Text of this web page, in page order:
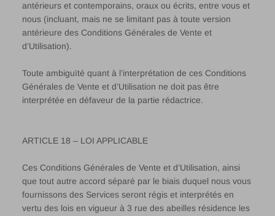
antérieurs et contemporains, oraux ou écrits, entre vous et
nous (incluant, mais ne se limitant pas à toute version
antérieure des Conditions Générales de Vente et
d’Utilisation).
Toute ambiguïté quant à l’interprétation de ces Conditions
Générales de Vente et d’Utilisation ne doit pas être
interprétée en défaveur de la partie rédactrice.
ARTICLE 18 – LOI APPLICABLE
Ces Conditions Générales de Vente et d’Utilisation, ainsi
que tout autre accord séparé par le biais duquel nous vous
fournissons des Services seront régis et interprétés en
vertu des lois en vigueur à 3 rue des abeilles résidence les